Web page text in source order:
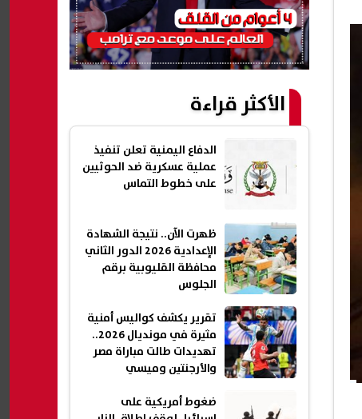
الأكثر قراءة
الدفاع اليمنية تعلن تنفيذ
عملية عسكرية ضد الحوثيين
على خطوط التماس
ظهرت الآن.. نتيجة الشهادة
الإعدادية 2026 الدور الثاني
محافظة القليوبية برقم
الجلوس
تقرير يكشف كواليس أمنية
مثيرة في مونديال 2026..
تهديدات طالت مباراة مصر
والأرجنتين وميسي
ضغوط أمريكية على